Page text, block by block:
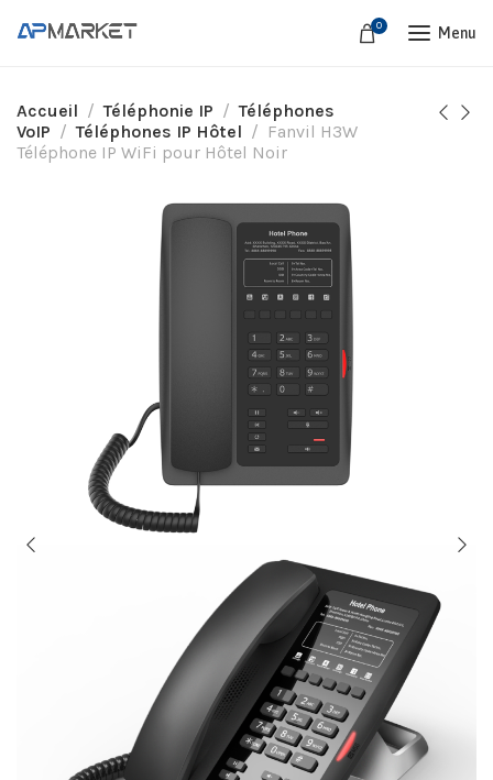
0 Menu
Accueil Téléphonie IP
Téléphones
VoIP
Téléphones IP Hôtel
Fanvil H3W
Téléphone IP WiFi pour Hôtel Noir